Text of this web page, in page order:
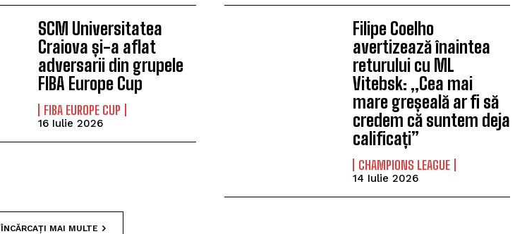
SCM Universitatea
Craiova și-a aflat
adversarii din grupele
FIBA Europe Cup
FIBA EUROPE CUP
16 Iulie 2026
Filipe Coelho
avertizează înaintea
returului cu ML
Vitebsk: „Cea mai
mare greșeală ar fi să
credem că suntem deja
calificați”
CHAMPIONS LEAGUE
14 Iulie 2026
ÎNCĂRCAȚI MAI MULTE